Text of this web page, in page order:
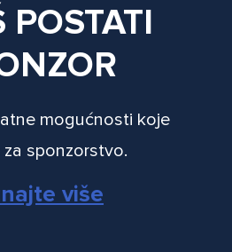
POSTATI
mogućnosti koje
sponzorstvo.
više